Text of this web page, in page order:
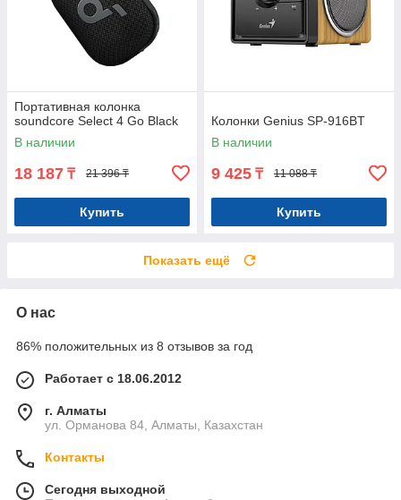
Портативная колонка
soundcore Select 4 Go Black
В наличии
18 187 ₸ 21 396 ₸
Купить
Колонки Genius SP-916BT
В наличии
9 425 ₸ 11 088 ₸
Купить
Показать ещё
О нас
86% положительных из 8 отзывов за год
Работает с 18.06.2012
г. Алматы
ул. Орманова 84, Алматы, Казахстан
Контакты
Сегодня выходной